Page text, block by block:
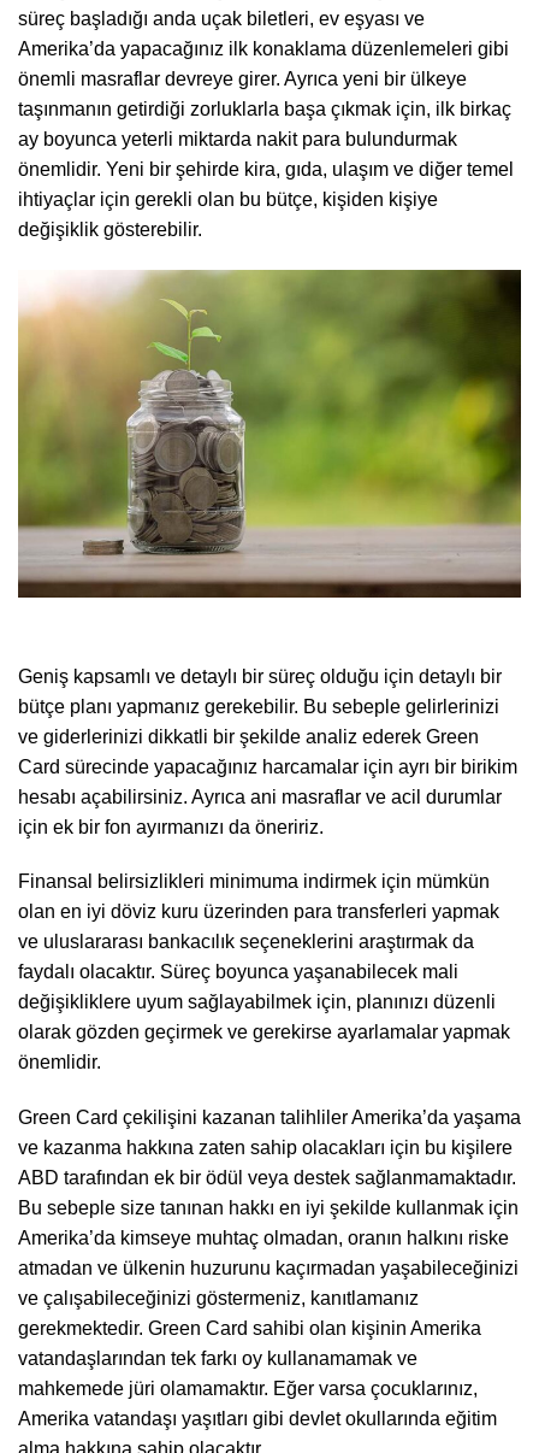
süreç başladığı anda uçak biletleri, ev eşyası ve
Amerika’da yapacağınız ilk konaklama düzenlemeleri gibi
önemli masraflar devreye girer. Ayrıca yeni bir ülkeye
taşınmanın getirdiği zorluklarla başa çıkmak için, ilk birkaç
ay boyunca yeterli miktarda nakit para bulundurmak
önemlidir. Yeni bir şehirde kira, gıda, ulaşım ve diğer temel
ihtiyaçlar için gerekli olan bu bütçe, kişiden kişiye
değişiklik gösterebilir.
Geniş kapsamlı ve detaylı bir süreç olduğu için detaylı bir
bütçe planı yapmanız gerekebilir. Bu sebeple gelirlerinizi
ve giderlerinizi dikkatli bir şekilde analiz ederek Green
Card sürecinde yapacağınız harcamalar için ayrı bir birikim
hesabı açabilirsiniz. Ayrıca ani masraflar ve acil durumlar
için ek bir fon ayırmanızı da öneririz.
Finansal belirsizlikleri minimuma indirmek için mümkün
olan en iyi döviz kuru üzerinden para transferleri yapmak
ve uluslararası bankacılık seçeneklerini araştırmak da
faydalı olacaktır. Süreç boyunca yaşanabilecek mali
değişikliklere uyum sağlayabilmek için, planınızı düzenli
olarak gözden geçirmek ve gerekirse ayarlamalar yapmak
önemlidir.
Green Card çekilişini kazanan talihliler Amerika’da yaşama
ve kazanma hakkına zaten sahip olacakları için bu kişilere
ABD tarafından ek bir ödül veya destek sağlanmamaktadır.
Bu sebeple size tanınan hakkı en iyi şekilde kullanmak için
Amerika’da kimseye muhtaç olmadan, oranın halkını riske
atmadan ve ülkenin huzurunu kaçırmadan yaşabileceğinizi
ve çalışabileceğinizi göstermeniz, kanıtlamanız
gerekmektedir. Green Card sahibi olan kişinin Amerika
vatandaşlarından tek farkı oy kullanamamak ve
mahkemede jüri olamamaktır. Eğer varsa çocuklarınız,
Amerika vatandaşı yaşıtları gibi devlet okullarında eğitim